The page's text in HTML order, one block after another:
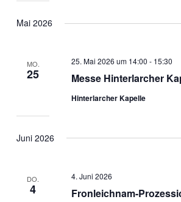
Mai 2026
MO.
25 Messe Hinterlarcher
25. Mai 2026 um 14:00 - 15:30
Hinterlarcher Kapelle
Juni 2026
DO.
4 Fronleichnam-
4. Juni 2026